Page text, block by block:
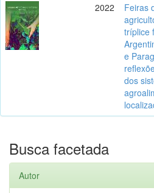
2022
Feiras
tríplice
e
dos
Busca facetada
Autor